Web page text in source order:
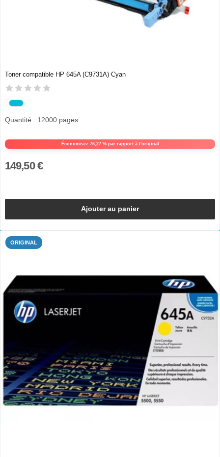
Toner compatible HP 645A (C9731A) Cyan
Économisez 76,27 % par rapport à l'original
Quantité : 12000 pages
149,50 €
Ajouter au panier
ORIGINAL